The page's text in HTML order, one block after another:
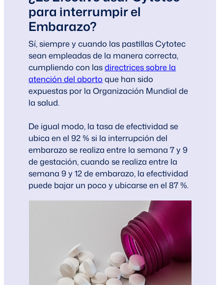
para interrumpir el
Embarazo?
Sí, siempre y cuando las pastillas Cytotec
sean empleadas de la manera correcta,
cumpliendo con lasdirectrices sobre la
atención del aborto que han sido
expuestas por la Organización Mundial de
la salud.
De igual modo, la tasa de efectividad se
ubica en el 92 % si la interrupción del
embarazo se realiza entre la semana 7 y 9
de gestación, cuando se realiza entre la
semana 9 y 12 de embarazo, la efectividad
puede bajar un poco y ubicarse en el 87 %.